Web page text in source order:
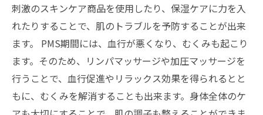
刺激のスキンケア商品を使用したり、保湿ケアに力を入
れたりすることで、肌のトラブルを予防することが出来
ます。 PMS期間には、血行が悪くなり、むくみも起こり
ます。そのため、リンパマッサージや加圧マッサージを
行うことで、血行促進やリラックス効果を得られるとと
もに、むくみを解消することも出来ます。身体全体のケ